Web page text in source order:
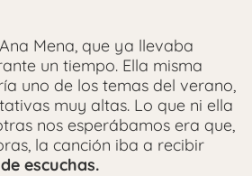
Mena, que ya llevaba
un tiempo. Ella misma
uno de los temas del verano,
muy altas. Lo que ni ella
nos esperábamos era que,
la canción iba a recibir
escuchas.